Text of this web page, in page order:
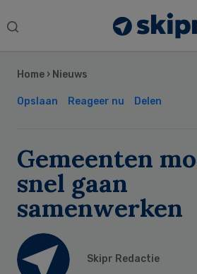
Search
Home › Nieuws
Opslaan Reageer nu Delen
Gemeenten
snel gaan
samenwerken
Skipr Redactie
Sidebar